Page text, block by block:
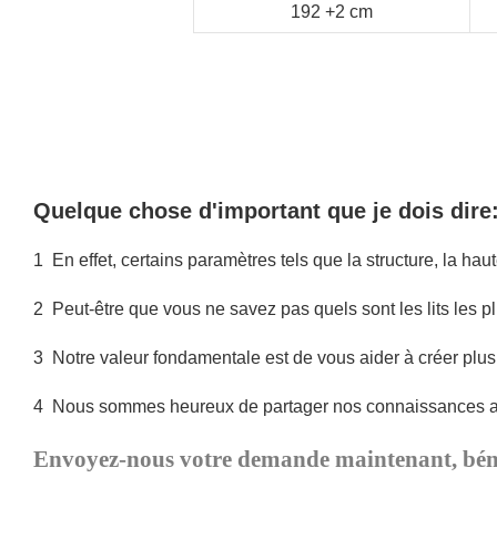
192 +2 cm
Quelque chose d'important que je dois
1 En effet, certains paramètres tels que la structure, la
2 Peut-être que vous ne savez pas quels sont les lits les
3 Notre valeur fondamentale est de vous aider à créer
4 Nous sommes heureux de partager nos connaissances
Envoyez-nous votre demande maintenant,